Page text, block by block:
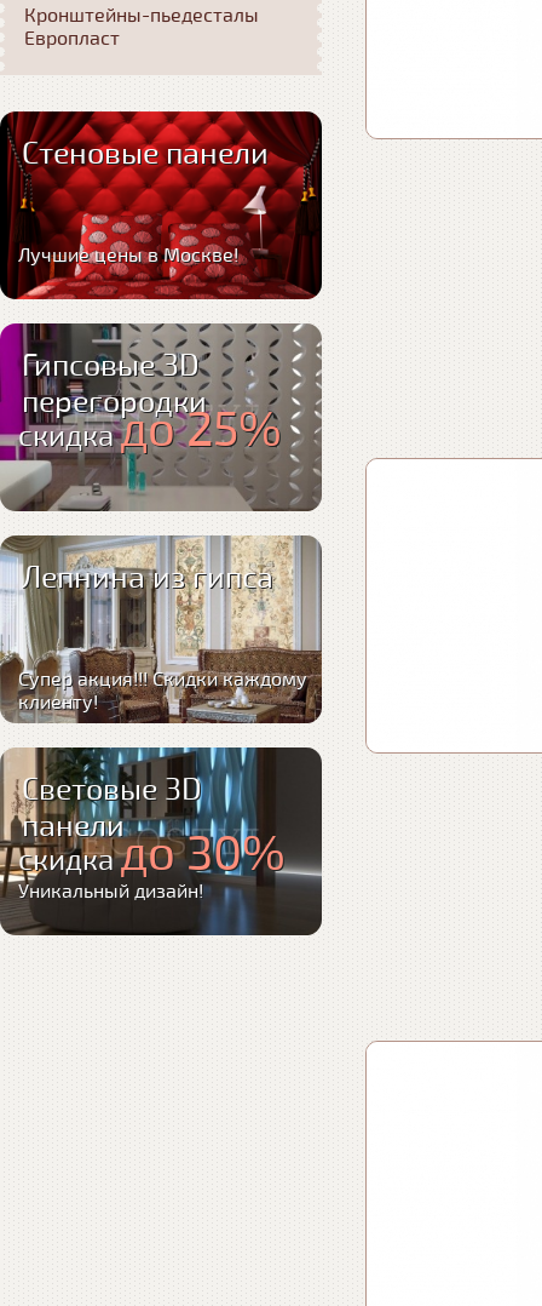
Кронштейны-пьедесталы
Европласт
Стеновые панели
Лучшие цены в Москве!
Гипсовые 3D
перегородки
скидкадо 25%
Лепнина из гипса
Супер акция!!! Скидки каждому
клиенту!
Световые 3D
панели
скидкадо 30%
Уникальный дизайн!